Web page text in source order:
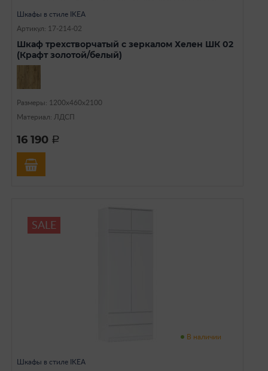
Шкафы в стиле IKEA
Артикул: 17-214-02
Шкаф трехстворчатый с зеркалом Хелен ШК 02
(Крафт золотой/белый)
Размеры: 1200х460х2100
Материал: ЛДСП
16 190 a
SALE
В наличии
Шкафы в стиле IKEA